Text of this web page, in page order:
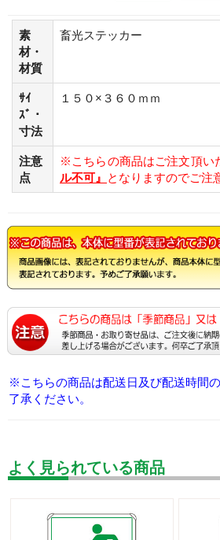
素
材・
材質
畜光ステッカー
ｻｲ
ｽﾞ・
寸法
１５０×３６０ｍｍ
注意
点
※こちらの商品はご注文頂い
ル不可』 となりますのでご注
※こちらの商品は配送日及び配送時間
了承ください。
よく見られている商品